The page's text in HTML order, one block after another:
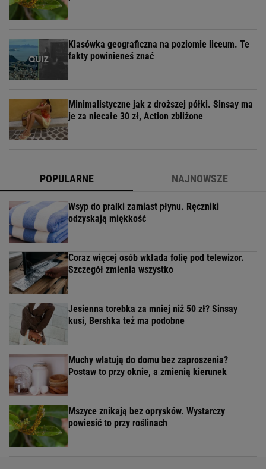
Klasówka geograficzna na poziomie liceum. Te
fakty powinieneś znać
Minimalistyczne jak z droższej półki. Sinsay ma
je za niecałe 30 zł, Action zbliżone
POPULARNE NAJNOWSZE
Wsyp do pralki zamiast płynu. Ręczniki
odzyskają miękkość
Coraz więcej osób wkłada folię pod telewizor.
Szczegół zmienia wszystko
Jesienna torebka za mniej niż 50 zł? Sinsay
kusi, Bershka też ma podobne
Muchy wlatują do domu bez zaproszenia?
Postaw to przy oknie, a zmienią kierunek
Mszyce znikają bez oprysków. Wystarczy
powiesić to przy roślinach